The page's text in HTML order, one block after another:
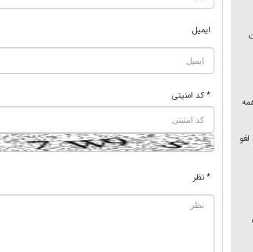
ایمیل
* کد امنیتی
* نظر